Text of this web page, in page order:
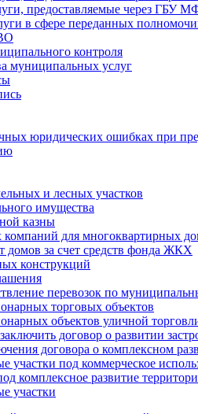
предоставляемые через ГБУ
в сфере переданных
контроля
муниципальных услуг
юридических ошибках при
и лесных участков
имущества
казны
для многоквартирных
домов за счет средств фонда ЖКХ
конструкций
перевозок по
торговых объектов
объектов уличной
договор о развитии
договора о комплексном
участки под коммерческое
комплексное развитие
участки